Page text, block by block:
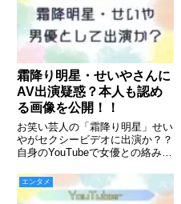
霜降り明星・せいやさんに
AV出演疑惑？本人も認め
る画像を公開！！
お笑い芸人の「霜降り明星」せい
やがセクシービデオに出演か？？
自身のYouTubeで女優との絡みを
エンタメ